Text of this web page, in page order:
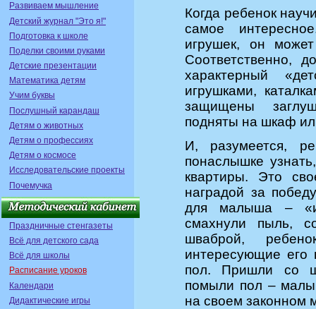
Развиваем мышление
Детский журнал "Это я!"
Подготовка к школе
Поделки своими руками
Детские презентации
Математика детям
Учим буквы
Послушный карандаш
Детям о животных
Детям о профессиях
Детям о космосе
Исследовательские проекты
Почемучка
Праздничные стенгазеты
Всё для детского сада
Всё для школы
Расписание уроков
Календари
Дидактические игры
Когда ребенок
самое
игрушек, он
Соответственно,
характерный
игрушками,
защищены
подняты на шкаф
И, разумеется,
понаслышке
квартиры. Это
наградой за
для малыша –
смахнули пыль,
шваброй,
интересующие его
пол. Пришли со
помыли пол –
на своем законном